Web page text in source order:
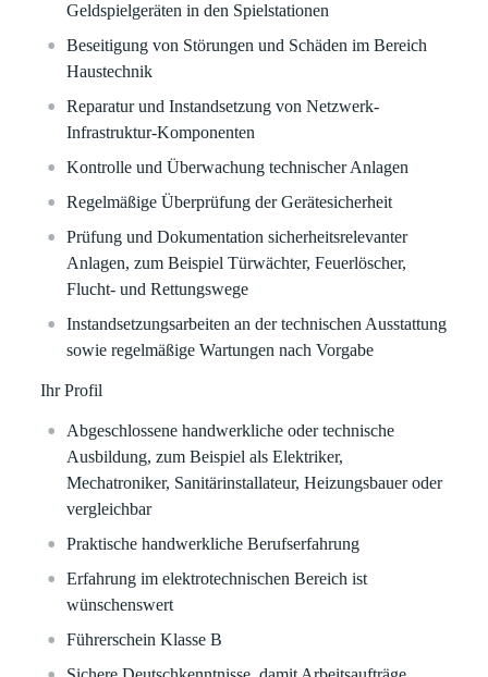
Geldspielgeräten in den Spielstationen
Beseitigung von Störungen und Schäden im Bereich
Haustechnik
Reparatur und Instandsetzung von Netzwerk-
Infrastruktur-Komponenten
Kontrolle und Überwachung technischer Anlagen
Regelmäßige Überprüfung der Gerätesicherheit
Prüfung und Dokumentation sicherheitsrelevanter
Anlagen, zum Beispiel Türwächter, Feuerlöscher,
Flucht- und Rettungswege
Instandsetzungsarbeiten an der technischen Ausstattung
sowie regelmäßige Wartungen nach Vorgabe
Ihr Profil
Abgeschlossene handwerkliche oder technische
Ausbildung, zum Beispiel als Elektriker,
Mechatroniker, Sanitärinstallateur, Heizungsbauer oder
vergleichbar
Praktische handwerkliche Berufserfahrung
Erfahrung im elektrotechnischen Bereich ist
wünschenswert
Führerschein Klasse B